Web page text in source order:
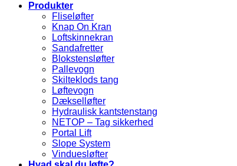
Produkter
Fliseløfter
Knap On Kran
Loftskinnekran
Sandafretter
Blokstensløfter
Pallevogn
Skilteklods tang
Løftevogn
Dækselløfter
Hydraulisk kantstenstang
NETOP – Tag sikkerhed
Portal Lift
Slope System
Vinduesløfter